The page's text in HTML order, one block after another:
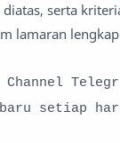
serta
lamaran
setiap